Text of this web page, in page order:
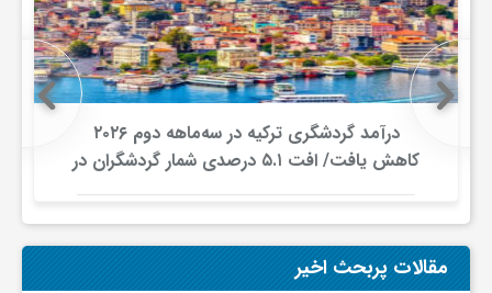
درآمد گردشگری ترکیه در سه‌ماهه دوم ۲۰۲۶
کاهش یافت/ افت ۵.۱ درصدی شمار گردشگران در
برابر افزایش هزینه‌کرد
مقالات پربحث اخیر